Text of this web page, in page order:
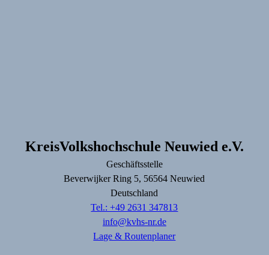
KreisVolkshochschule Neuwied e.V.
Geschäftsstelle
Beverwijker Ring 5, 56564Neuwied
Deutschland
Tel.: +49 2631 347813
info@kvhs-nr.de
Lage & Routenplaner